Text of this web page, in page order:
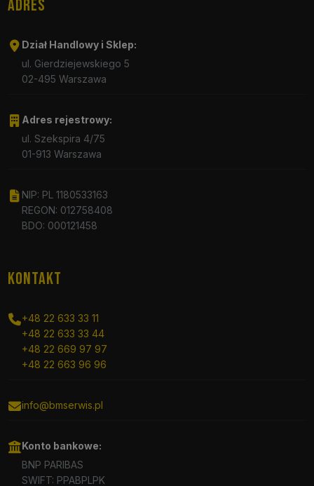
ADRES
Dział Handlowy i Sklep:
ul. Gierdziejewskiego 5
02-495 Warszawa
Adres rejestrowy:
ul. Szekspira 4/75
01-913 Warszawa
NIP: PL 1180533163
REGON: 012758408
BDO: 000121458
KONTAKT
+48 22 633 33 11
+48 22 633 33 44
+48 22 669 97 97
+48 22 663 96 96
info@bmserwis.pl
Konto bankowe:
BNP PARIBAS
SWIFT: PPABPLPK